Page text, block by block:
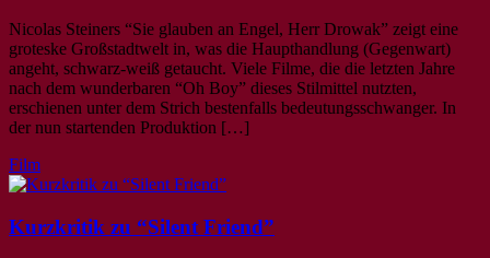
Nicolas Steiners “Sie glauben an Engel, Herr Drowak” zeigt eine
groteske Großstadtwelt in, was die Haupthandlung (Gegenwart)
angeht, schwarz-weiß getaucht. Viele Filme, die die letzten Jahre
nach dem wunderbaren “Oh Boy” dieses Stilmittel nutzten,
erschienen unter dem Strich bestenfalls bedeutungsschwanger. In
der nun startenden Produktion […]
Film
Kurzkritik zu “Silent Friend”